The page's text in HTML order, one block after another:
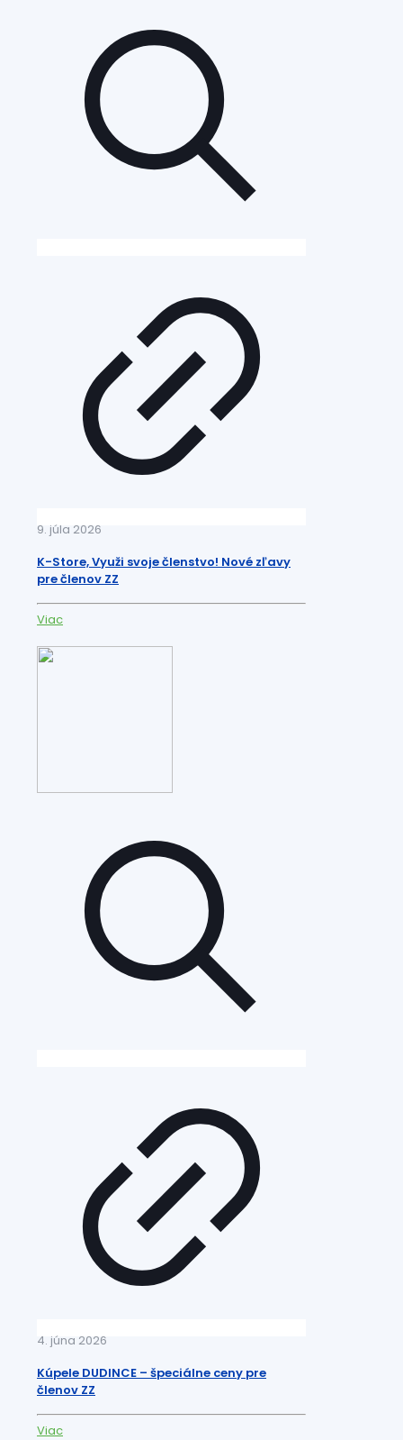
9. júla 2026
K-Store, Využi svoje členstvo! Nové zľavy
pre členov ZZ
Viac
4. júna 2026
Kúpele DUDINCE – špeciálne ceny pre
členov ZZ
Viac